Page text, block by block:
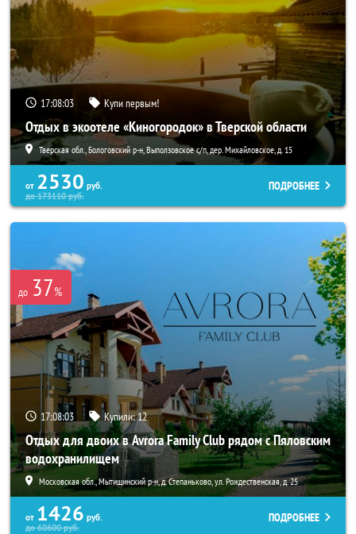
17:08:02 Купи первым!
Отдых в экоотеле «Киногородок» в Тверской области
Тверская обл., Бологовский р-н, Выползовское с/п, дер. Михайловское, д. 15
от 2530 руб.
до173110руб.
ПОДРОБНЕЕ
до 37%
17:08:02 Купили:12
Отдых для двоих в Avrora Family Club рядом с Пяловским
водохранилищем
Московская обл., Мытищинский р-н, д. Степаньково, ул. Рождественская, д. 25
от 1426 руб.
до60600руб.
ПОДРОБНЕЕ